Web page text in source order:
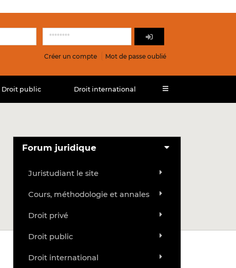
Créer un compte Mot de passe oublié
Droit public Droit international
Forum juridique
Juristudiant le site
Cours, méthodologie et annales
Droit privé
Droit public
Droit international